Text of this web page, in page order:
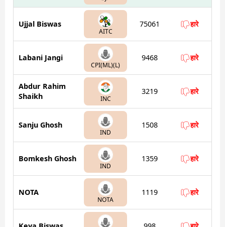
Ujjal Biswas
AITC
75061 हारे
Labani Jangi
CPI(ML)(L)
9468 हारे
Abdur Rahim
Shaikh
INC
3219 हारे
Sanju Ghosh
IND
1508 हारे
Bomkesh Ghosh
IND
1359 हारे
NOTA
NOTA
1119 हारे